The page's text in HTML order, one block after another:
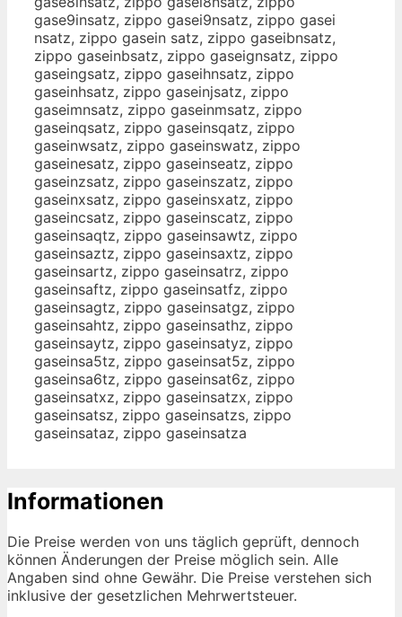
gase9insatz, zippo gasei9nsatz, zippo gasei
nsatz, zippo gasein satz, zippo gaseibnsatz,
zippo gaseinbsatz, zippo gaseignsatz, zippo
gaseingsatz, zippo gaseihnsatz, zippo
gaseinhsatz, zippo gaseinjsatz, zippo
gaseimnsatz, zippo gaseinmsatz, zippo
gaseinqsatz, zippo gaseinsqatz, zippo
gaseinwsatz, zippo gaseinswatz, zippo
gaseinesatz, zippo gaseinseatz, zippo
gaseinzsatz, zippo gaseinszatz, zippo
gaseinxsatz, zippo gaseinsxatz, zippo
gaseincsatz, zippo gaseinscatz, zippo
gaseinsaqtz, zippo gaseinsawtz, zippo
gaseinsaztz, zippo gaseinsaxtz, zippo
gaseinsartz, zippo gaseinsatrz, zippo
gaseinsaftz, zippo gaseinsatfz, zippo
gaseinsagtz, zippo gaseinsatgz, zippo
gaseinsahtz, zippo gaseinsathz, zippo
gaseinsaytz, zippo gaseinsatyz, zippo
gaseinsa5tz, zippo gaseinsat5z, zippo
gaseinsa6tz, zippo gaseinsat6z, zippo
gaseinsatxz, zippo gaseinsatzx, zippo
gaseinsatsz, zippo gaseinsatzs, zippo
gaseinsataz, zippo gaseinsatza
Informationen
Die Preise werden von uns täglich geprüft, dennoch
können Änderungen der Preise möglich sein. Alle
Angaben sind ohne Gewähr. Die Preise verstehen sich
inklusive der gesetzlichen Mehrwertsteuer.